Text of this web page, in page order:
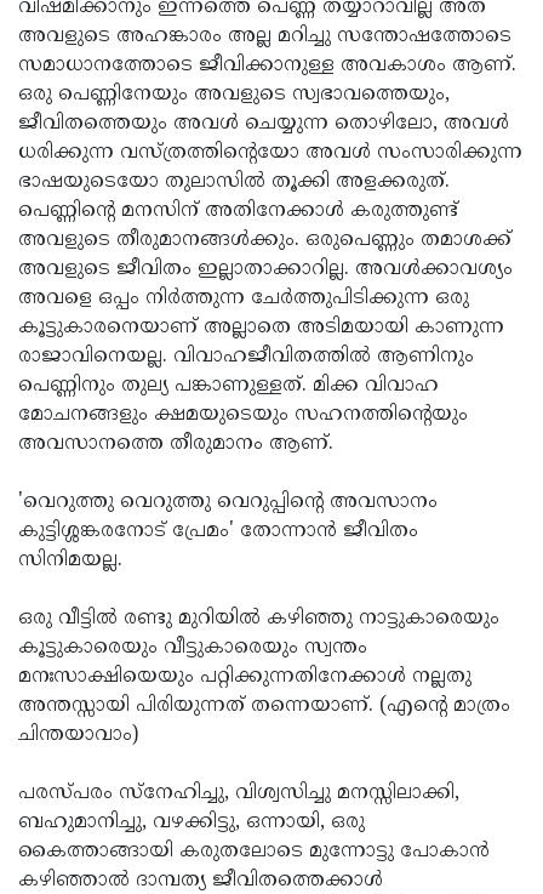
വിഷമിക്കാനും ഇന്നത്തെ പെണ്ണ് തയ്യാറാവില്ല അത്
അവളുടെ അഹങ്കാരം അല്ല മറിച്ചു സന്തോഷത്തോടെ
സമാധാനത്തോടെ ജീവിക്കാനുള്ള അവകാശം ആണ്.
ഒരു പെണ്ണിനേയും അവളുടെ സ്വഭാവത്തെയും,
ജീവിതത്തെയും അവള്‍ ചെയ്യുന്ന തൊഴിലോ, അവള്‍
ധരിക്കുന്ന വസ്ത്രത്തിന്റെയോ അവള്‍ സംസാരിക്കുന്ന
ഭാഷയുടെയോ തുലാസില്‍ തൂക്കി അളക്കരുത്.
പെണ്ണിന്റെ മനസിന് അതിനേക്കാള്‍ കരുത്തുണ്ട്
അവളുടെ തീരുമാനങ്ങള്‍ക്കും. ഒരുപെണ്ണും തമാശക്ക്
അവളുടെ ജീവിതം ഇല്ലാതാക്കാറില്ല. അവള്‍ക്കാവശ്യം
അവളെ ഒപ്പം നിര്‍ത്തുന്ന ചേര്‍ത്തുപിടിക്കുന്ന ഒരു
കൂട്ടുകാരനെയാണ് അല്ലാതെ അടിമയായി കാണുന്ന
രാജാവിനെയല്ല. വിവാഹജീവിതത്തില്‍ ആണിനും
പെണ്ണിനും തുല്യ പങ്കാണുള്ളത്. മിക്ക വിവാഹ
മോചനങ്ങളും ക്ഷമയുടെയും സഹനത്തിന്റെയും
അവസാനത്തെ തീരുമാനം ആണ്.
'വെറുത്തു വെറുത്തു വെറുപ്പിന്റെ അവസാനം
കുട്ടിശ്ശങ്കരനോട് പ്രേമം' തോന്നാന്‍ ജീവിതം
സിനിമയല്ല.
ഒരു വീട്ടില്‍ രണ്ടു മുറിയില്‍ കഴിഞ്ഞു നാട്ടുകാരെയും
കൂട്ടുകാരെയും വീട്ടുകാരെയും സ്വന്തം
മനഃസാക്ഷിയെയും പറ്റിക്കുന്നതിനേക്കാള്‍ നല്ലതു
അന്തസ്സായി പിരിയുന്നത് തന്നെയാണ്. (എന്റെ മാത്രം
ചിന്തയാവാം)
പരസ്പരം സ്‌നേഹിച്ചു, വിശ്വസിച്ചു മനസ്സിലാക്കി,
ബഹുമാനിച്ചു, വഴക്കിട്ടു, ഒന്നായി, ഒരു
കൈത്താങ്ങായി കരുതലോടെ മുന്നോട്ടു പോകാന്‍
കഴിഞ്ഞാല്‍ ദാമ്പത്യ ജീവിതത്തെക്കാള്‍